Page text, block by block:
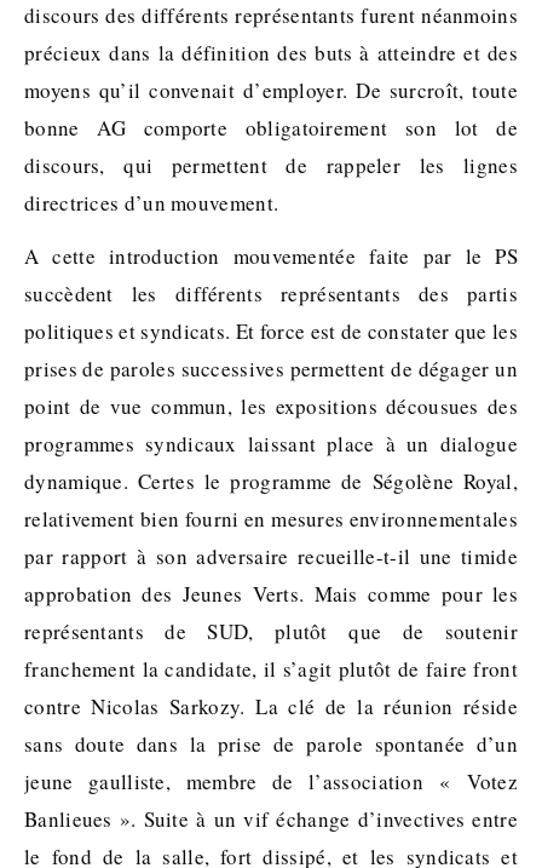
discours des différents représentants furent néanmoins
précieux dans la définition des buts à atteindre et des
moyens qu’il convenait d’employer. De surcroît, toute
bonne AG comporte obligatoirement son lot de
discours, qui permettent de rappeler les lignes
directrices d’un mouvement.
A cette introduction mouvementée faite par le PS
succèdent les différents représentants des partis
politiques et syndicats. Et force est de constater que les
prises de paroles successives permettent de dégager un
point de vue commun, les expositions décousues des
programmes syndicaux laissant place à un dialogue
dynamique. Certes le programme de Ségolène Royal,
relativement bien fourni en mesures environnementales
par rapport à son adversaire recueille-t-il une timide
approbation des Jeunes Verts. Mais comme pour les
représentants de SUD, plutôt que de soutenir
franchement la candidate, il s’agit plutôt de faire front
contre Nicolas Sarkozy. La clé de la réunion réside
sans doute dans la prise de parole spontanée d’un
jeune gaulliste, membre de l’association « Votez
Banlieues ». Suite à un vif échange d’invectives entre
le fond de la salle, fort dissipé, et les syndicats et